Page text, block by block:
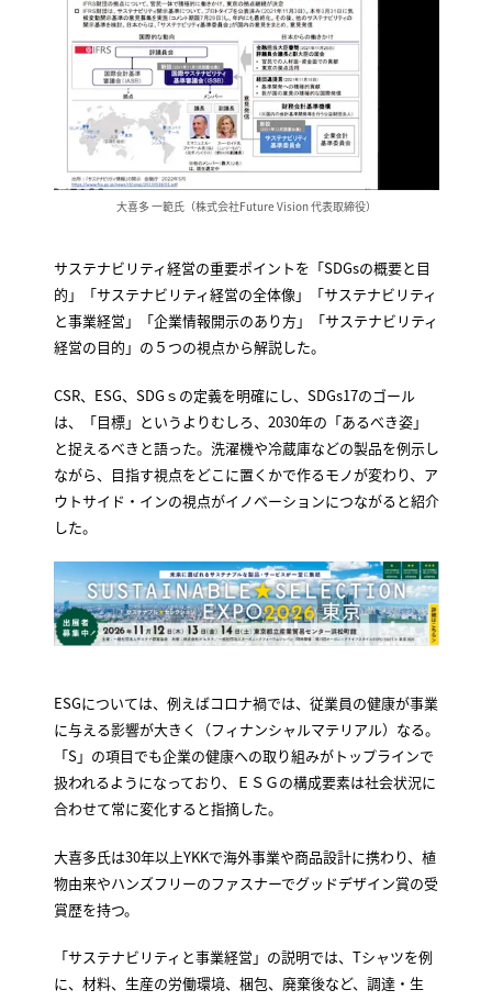
大喜多 一範氏（株式会社Future Vision 代表取締役）
サステナビリティ経営の重要ポイントを「SDGsの概要と目
的」「サステナビリティ経営の全体像」「サステナビリティ
と事業経営」「企業情報開示のあり方」「サステナビリティ
経営の目的」の５つの視点から解説した。
CSR、ESG、SDGｓの定義を明確にし、SDGs17のゴール
は、「目標」というよりむしろ、2030年の「あるべき姿」
と捉えるべきと語った。洗濯機や冷蔵庫などの製品を例示し
ながら、目指す視点をどこに置くかで作るモノが変わり、ア
ウトサイド・インの視点がイノベーションにつながると紹介
した。
ESGについては、例えばコロナ禍では、従業員の健康が事業
に与える影響が大きく（フィナンシャルマテリアル）なる。
「S」の項目でも企業の健康への取り組みがトップラインで
扱われるようになっており、ＥＳＧの構成要素は社会状況に
合わせて常に変化すると指摘した。
大喜多氏は30年以上YKKで海外事業や商品設計に携わり、植
物由来やハンズフリーのファスナーでグッドデザイン賞の受
賞歴を持つ。
「サステナビリティと事業経営」の説明では、Tシャツを例
に、材料、生産の労働環境、梱包、廃棄後など、調達・生